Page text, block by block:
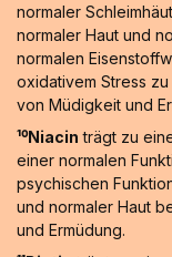
normaler
normaler Haut und
normalen
oxidativem Stress
von Müdigkeit und
¹⁰Niacin trägt zu
einer normalen
psychischen
und normaler Haut
und Ermüdung.